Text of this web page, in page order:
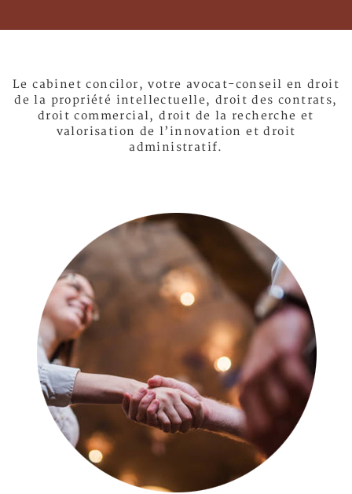
Le cabinet concilor, votre avocat-conseil en droit
de la propriété intellectuelle, droit des contrats,
droit commercial, droit de la recherche et
valorisation de l’innovation et droit
administratif.